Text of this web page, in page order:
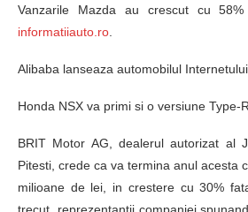
Vanzarile Mazda au crescut cu
informatiiauto.ro
Alibaba lanseaza automobilul
Honda NSX va primi si o versiune Type-
BRIT Motor AG, dealerul autorizat al
Pitesti, crede ca va termina anul acesta
milioane de lei, in crestere cu 30%